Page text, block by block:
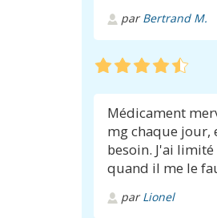
parBertrand M.
Médicament
mg chaque jour,
besoin. J'ai
quand il me le
parLionel